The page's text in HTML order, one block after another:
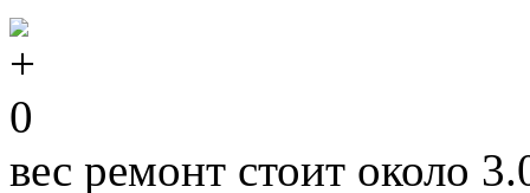
0
вес ремонт стоит около